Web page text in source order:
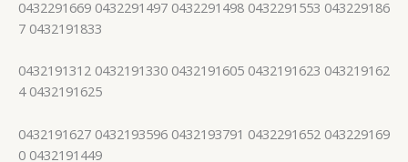
0432291669 0432291497 0432291498 0432291553 043229186
7 0432191833
0432191312 0432191330 0432191605 0432191623 043219162
4 0432191625
0432191627 0432193596 0432193791 0432291652 043229169
0 0432191449